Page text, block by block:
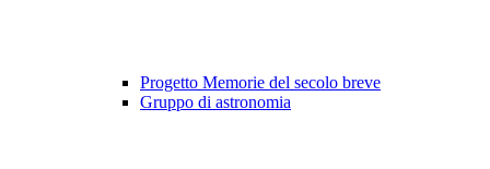
Progetto Memorie del secolo breve
Gruppo di astronomia